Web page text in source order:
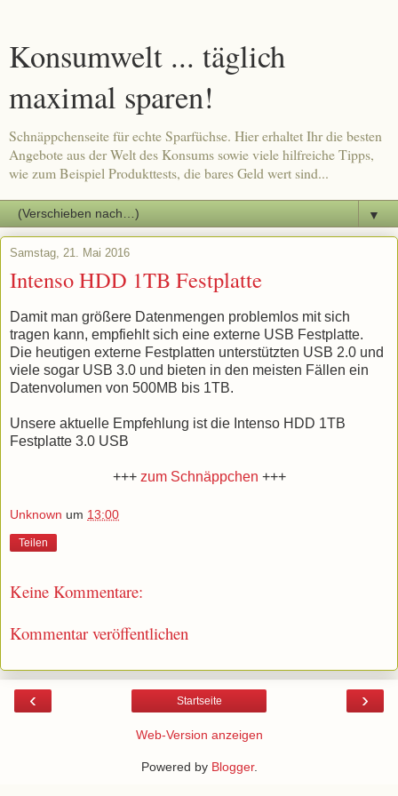
Konsumwelt ... täglich
maximal sparen!
Schnäppchenseite für echte Sparfüchse. Hier erhaltet Ihr die besten
Angebote aus der Welt des Konsums sowie viele hilfreiche Tipps,
wie zum Beispiel Produkttests, die bares Geld wert sind...
▼
Samstag, 21. Mai 2016
Intenso HDD 1TB Festplatte
Damit man größere Datenmengen problemlos mit sich
tragen kann, empfiehlt sich eine externe USB Festplatte.
Die heutigen externe Festplatten unterstützten USB 2.0 und
viele sogar USB 3.0 und bieten in den meisten Fällen ein
Datenvolumen von 500MB bis 1TB.
Unsere aktuelle Empfehlung ist die Intenso HDD 1TB
Festplatte 3.0 USB
+++ zum Schnäppchen +++
Unknown um 13:00
Teilen
Keine Kommentare:
Kommentar veröffentlichen
‹ ›
Startseite
Web-Version anzeigen
Powered by Blogger.